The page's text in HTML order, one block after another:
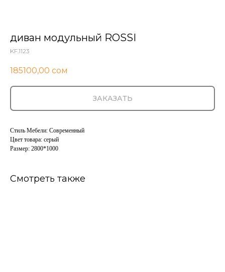
диван модульный ROSSI
KF.1123
185100,00 сом
ЗАКАЗАТЬ
Стиль Мебели: Современный
Цвет товара: серый
Размер: 2800*1000
Смотреть также